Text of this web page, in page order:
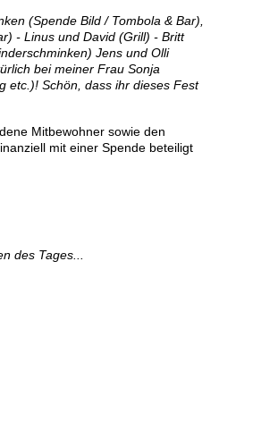
(Spende Bild / Tombola & Bar),
- Linus und David (Grill) - Britt
Jens und Olli
bei meiner Frau Sonja
etc.)! Schön, dass ihr dieses Fest
Mitbewohner sowie den
mit einer Spende beteiligt
des Tages...